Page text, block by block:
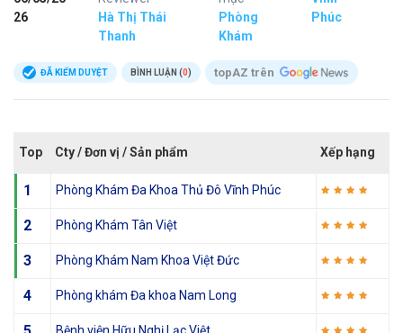
26
Hà Thị Thái
Thanh
Phòng
Khám
Phúc
ĐÃ KIỂM DUYỆT BÌNH LUẬN (0) topAZ trên
Top Cty / Đơn vị / Sản phẩm Xếp hạng
1 Phòng Khám Đa Khoa Thủ Đô Vĩnh Phúc
2 Phòng Khám Tân Việt
3 Phòng Khám Nam Khoa Việt Đức
4 Phòng khám Đa khoa Nam Long